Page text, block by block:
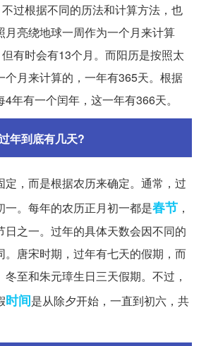
过根据不同的历法和计算方法，也
月亮绕地球一周作为一个月来计算
有时会有13个月。而阳历是按照太
个月来计算的，一年有365天。根据
年有一个闰年，这一年有366天。
年到底有几天?
定，而是根据农历来确定。通常，过
一。每年的农历正月初一都是春节 ，
日之一。过年的具体天数会因不同的
。唐宋时期，过年有七天的假期，而
至和朱元璋生日三天假期。不过，
时间是从除夕开始，一直到初六，共